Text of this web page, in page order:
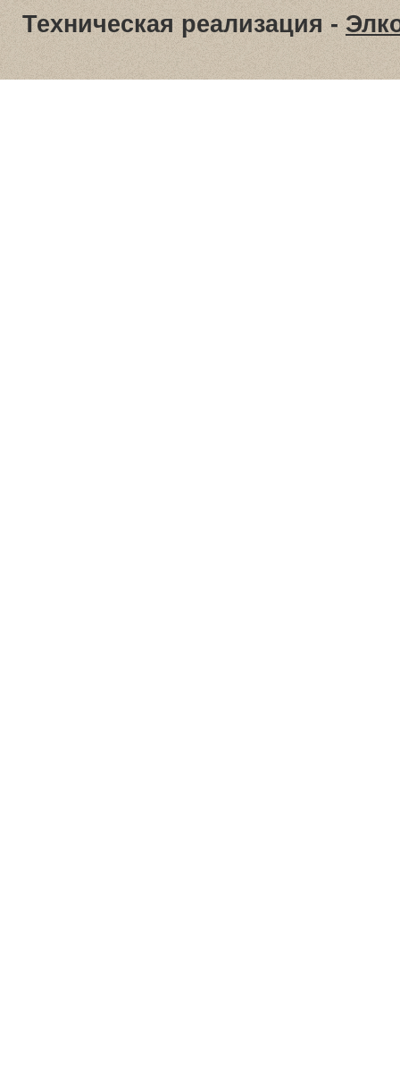
Техническая реализация -